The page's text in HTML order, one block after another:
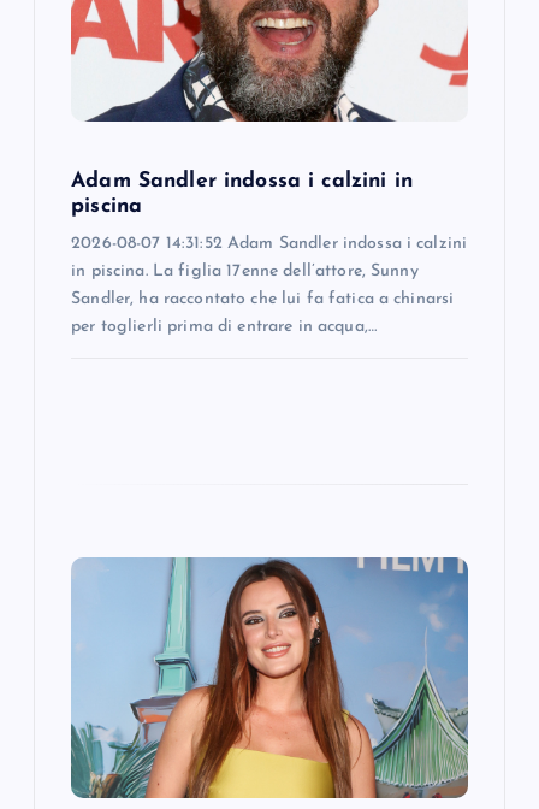
Adam Sandler indossa i calzini in
piscina
2026-08-07 14:31:52 Adam Sandler indossa i calzini
in piscina. La figlia 17enne dell’attore, Sunny
Sandler, ha raccontato che lui fa fatica a chinarsi
per toglierli prima di entrare in acqua,…